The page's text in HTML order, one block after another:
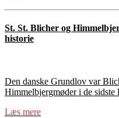
St. St. Blicher og
historie
Den danske Grundlov var
Himmelbjergmøder i de sidste
Læs mere